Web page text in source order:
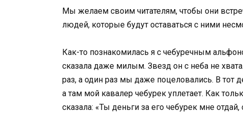
Мы желаем своим читателям, чтобы они
людей, которые будут оставаться с ними
Как-то познакомилась я с чебуречным
сказала даже милым. Звезд он с неба не
раз, а один раз мы даже поцеловались. В тот
а там мой кавалер чебурек уплетает. Как
сказала: «Ты деньги за его чебурек мне